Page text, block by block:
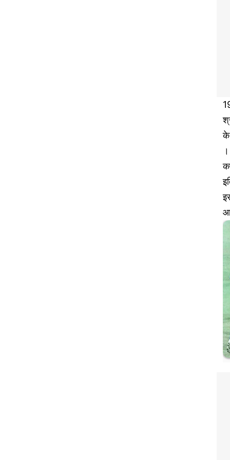
के